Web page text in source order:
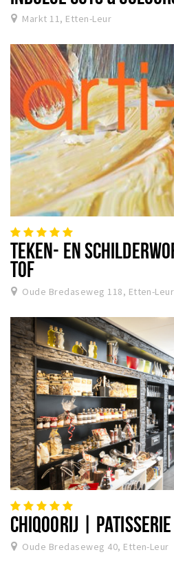
Markt 11, Etten-Leur
TEKEN- EN
TOF
Oude Bredaseweg 118, Etten-Leur
CHIQOORIJ |
Oude Bredaseweg 40, Etten-Leur